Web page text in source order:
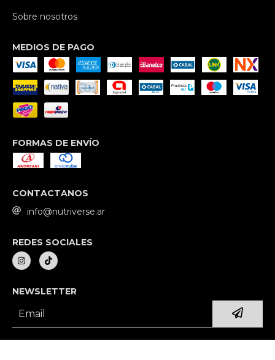
Sobre nosotros
MEDIOS DE PAGO
FORMAS DE ENVÍO
CONTACTANOS
info@nutriverse.ar
REDES SOCIALES
NEWSLETTER